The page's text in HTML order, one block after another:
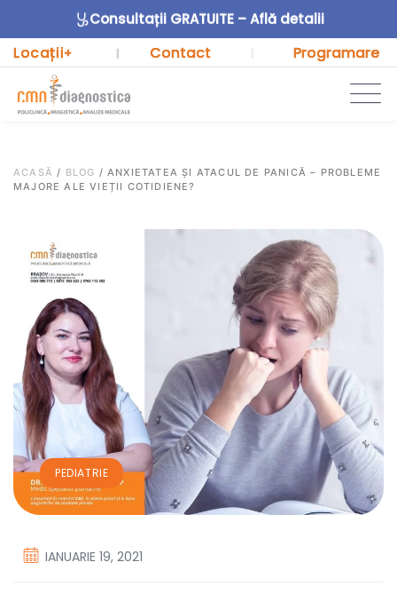
Consultații GRATUITE – Află detalii
Locații+ | Contact Programare
ACASĂ / BLOG /ANXIETATEA ȘI ATACUL DE PANICĂ – PROBLEME
MAJORE ALE VIEȚII COTIDIENE?
PEDIATRIE
IANUARIE 19, 2021